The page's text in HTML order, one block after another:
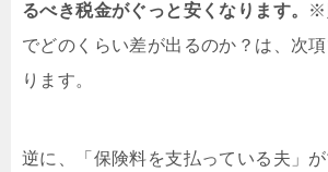
るべき税金がぐっと安くなります。 ※
でどのくらい差が出るのか？は、次
ります。
逆に、「保険料を支払っている夫」